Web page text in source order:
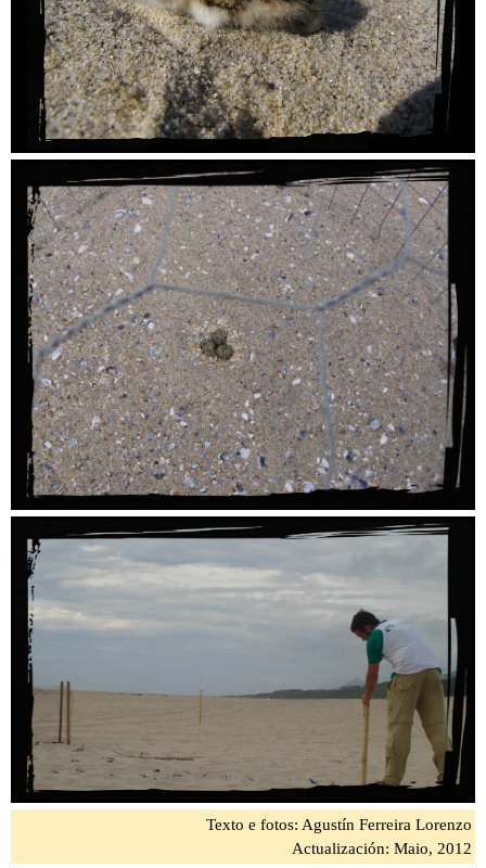
Texto e fotos: Agustín Ferreira Lorenzo
Actualización: Maio, 2012